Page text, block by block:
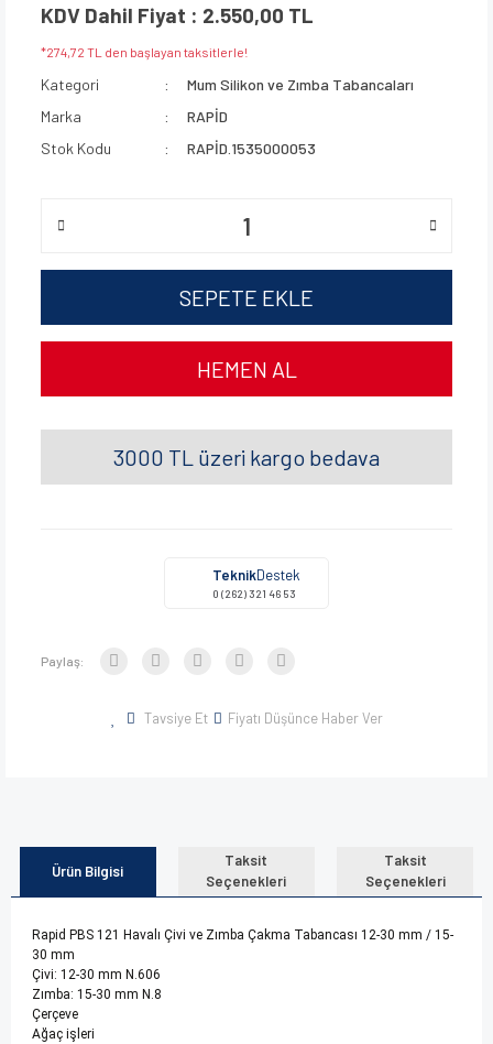
KDV Dahil Fiyat : 2.550,00 TL
*274,72 TL den başlayan taksitlerle!
Kategori
Mum Silikon ve Zımba Tabancaları
Marka
RAPİD
Stok Kodu
RAPİD.1535000053
SEPETE EKLE
HEMEN AL
3000 TL üzeri kargo bedava
TeknikDestek
0 (262) 321 46 53
Paylaş:
Tavsiye Et Fiyatı Düşünce Haber Ver
Ürün Bilgisi
Taksit
Seçenekleri
Taksit
Seçenekleri
Rapid PBS 121 Havalı Çivi ve Zımba Çakma Tabancası 12-30 mm / 15-
30 mm
Çivi: 12-30 mm N.606
Zımba: 15-30 mm N.8
Çerçeve
Ağaç işleri